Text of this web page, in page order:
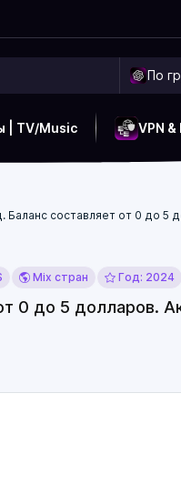
По
| TV/Music VPN &
Баланс составляет от 0 до 5
Mix стран Год: 2024
0 до 5 долларов.